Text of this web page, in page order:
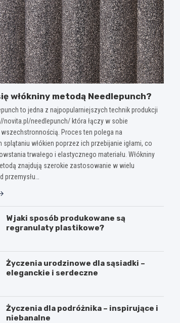
włókniny metodą Needlepunch?
to jedna z najpopularniejszych technik produkcji
novita.pl/needlepunch/ która łączy w sobie
Proces ten polega na
splątaniu włókien poprzez ich przebijanie igłami, co
trwałego i elastycznego materiału. Włókniny
znajdują szerokie zastosowanie w wielu
przemysłu…
W jaki sposób produkowane są
regranulaty plastikowe?
Życzenia urodzinowe dla sąsiadki –
eleganckie i serdeczne
Życzenia dla podróżnika – inspirujące i
niebanalne